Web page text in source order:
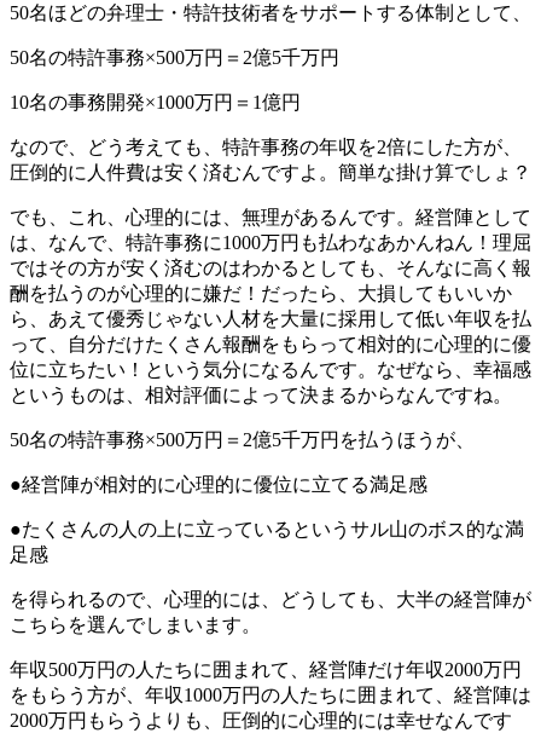
50名ほどの弁理士・特許技術者をサポートする体制として、
50名の特許事務×500万円＝2億5千万円
10名の事務開発×1000万円＝1億円
なので、どう考えても、特許事務の年収を2倍にした方が、
圧倒的に人件費は安く済むんですよ。簡単な掛け算でしょ？
でも、これ、心理的には、無理があるんです。経営陣として
は、なんで、特許事務に1000万円も払わなあかんねん！理屈
ではその方が安く済むのはわかるとしても、そんなに高く報
酬を払うのが心理的に嫌だ！だったら、大損してもいいか
ら、あえて優秀じゃない人材を大量に採用して低い年収を払
って、自分だけたくさん報酬をもらって相対的に心理的に優
位に立ちたい！という気分になるんです。なぜなら、幸福感
というものは、相対評価によって決まるからなんですね。
50名の特許事務×500万円＝2億5千万円を払うほうが、
●経営陣が相対的に心理的に優位に立てる満足感
●たくさんの人の上に立っているというサル山のボス的な満
足感
を得られるので、心理的には、どうしても、大半の経営陣が
こちらを選んでしまいます。
年収500万円の人たちに囲まれて、経営陣だけ年収2000万円
をもらう方が、年収1000万円の人たちに囲まれて、経営陣は
2000万円もらうよりも、圧倒的に心理的には幸せなんです